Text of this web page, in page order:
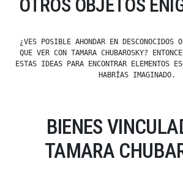
OTROS OBJETOS
¿VES POSIBLE AHONDAR EN DESCONOCIDOS
QUE VER CON TAMARA CHUBAROSKY?
ESTAS IDEAS PARA ENCONTRAR ELEMENTOS
HABRÍAS IMAGINADO.
BIENES
TAMARA